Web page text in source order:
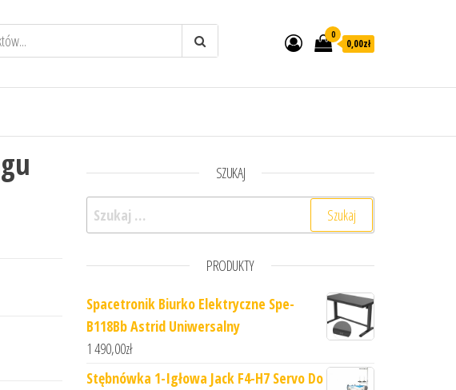
0
0,00zł
SZUKAJ
Szukaj:
PRODUKTY
Spacetronik Biurko Elektryczne Spe-
B118Bb Astrid Uniwersalny
1 490,00zł
Stębnówka 1-Igłowa Jack F4-H7 Servo Do